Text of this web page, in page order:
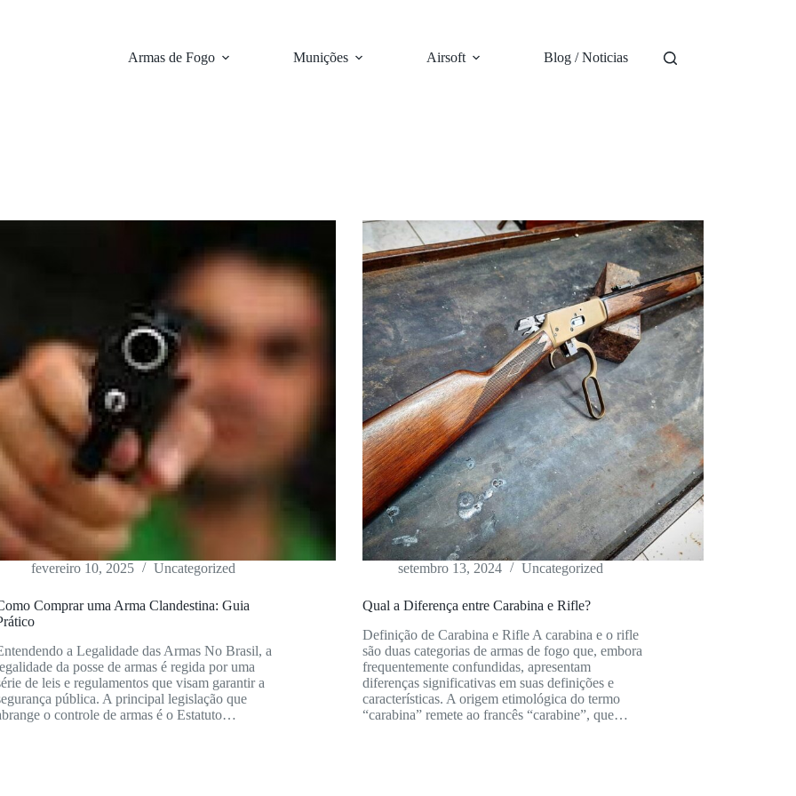
Armas de Fogo Munições Airsoft Blog / Noticias
fevereiro 10, 2025 Uncategorized
Comprar uma Arma Clandestina: Guia
a Legalidade das Armas No Brasil, a
da posse de armas é regida por uma
de leis e regulamentos que visam garantir a
pública. A principal legislação que
o controle de armas é o Estatuto…
setembro 13, 2024 Uncategorized
Qual a Diferença entre Carabina e Rifle?
Definição de Carabina e Rifle A carabina e o rifle
são duas categorias de armas de fogo que, embora
frequentemente confundidas, apresentam
diferenças significativas em suas definições e
características. A origem etimológica do termo
“carabina” remete ao francês “carabine”, que…